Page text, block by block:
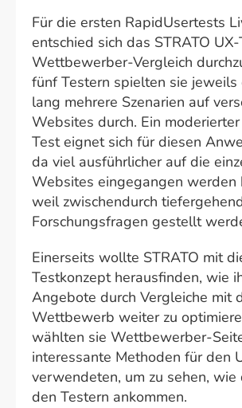
Für die ersten RapidUsertests
entschied sich das STRATO
Wettbewerber-Vergleich
fünf Testern spielten sie jeweils
lang mehrere Szenarien auf
Websites durch. Ein
Test eignet sich für diesen
da viel ausführlicher auf die
Websites eingegangen werden
weil zwischendurch
Forschungsfragen gestellt
Einerseits wollte STRATO mit
Testkonzept herausfinden, wie
Angebote durch Vergleiche mit
Wettbewerb weiter zu
wählten sie Wettbewerber-
interessante Methoden für den
verwendeten, um zu sehen, wie
den Testern ankommen.